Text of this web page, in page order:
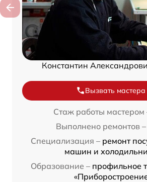
Константин
Вызвать мастера
Стаж работы мастером
Выполнено ремонтов –
Специализация – ремонт
машин и
Образование – профильное